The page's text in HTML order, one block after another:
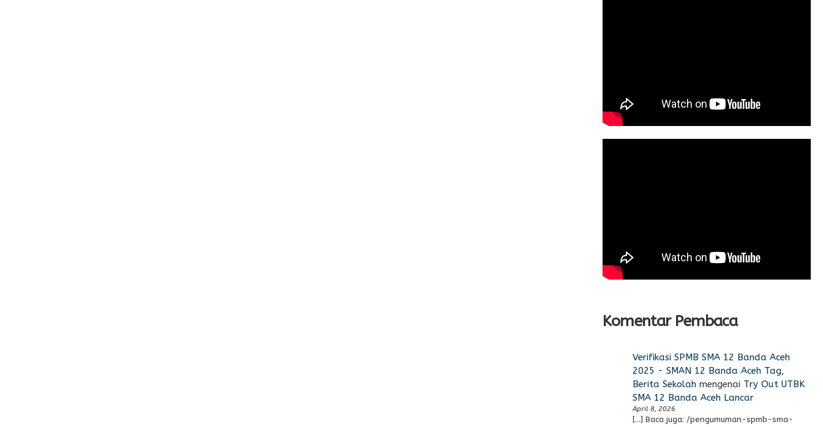
Komentar Pembaca
Verifikasi SPMB SMA 12 Banda Aceh
2025 - SMAN 12 Banda Aceh Tag,
Berita Sekolahmengenai Try Out UTBK
SMA 12 Banda Aceh Lancar
April 8, 2026
[…] Baca juga: /pengumuman-spmb-sma-